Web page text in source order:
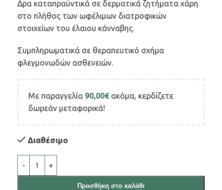
Δρα καταπραϋντικά σε δερματικά ζητήματα χάρη
στο πλήθος των ωφέλιμων διατροφικών
στοιχείων του έλαιου κάνναβης.
Συμπληρωματικά σε θεραπευτικό σχήμα
φλεγμονωδών ασθενειών.
Με παραγγελία 90,00€ ακόμα, κερδίζετε
δωρεάν μεταφορικά!
Διαθέσιμο
Προσθήκη στο καλάθι